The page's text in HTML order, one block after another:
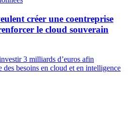
créer une coentreprise
le cloud souverain
3 milliards d’euros afin
des besoins en cloud et en intelligence